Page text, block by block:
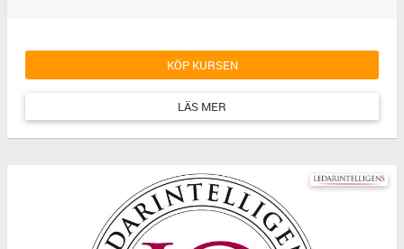
KÖP KURSEN
LÄS MER